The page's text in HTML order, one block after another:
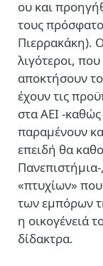
ου και
τους
Πιερρακάκη).
λιγότεροι,
αποκτήσουν
έχουν τις
στα ΑΕΙ -καθώς
παραμένουν
επειδή θα
«πτυχίων» που
των εμπόρων
η οικογένειά
δίδακτρα.